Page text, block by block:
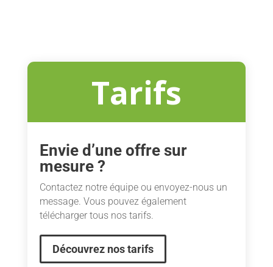
Tarifs
Envie d’une offre sur
mesure ?
Contactez notre équipe ou envoyez-nous un
message. Vous pouvez également
télécharger tous nos tarifs.
Découvrez nos tarifs